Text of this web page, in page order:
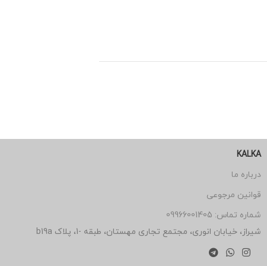
KALKA
درباره ما
قوانین مرجوعی
شماره تماس: 09966001405
شیراز، خیابان انوری، مجتمع تجاری مهستان، طبقه -1، پلاک b19a